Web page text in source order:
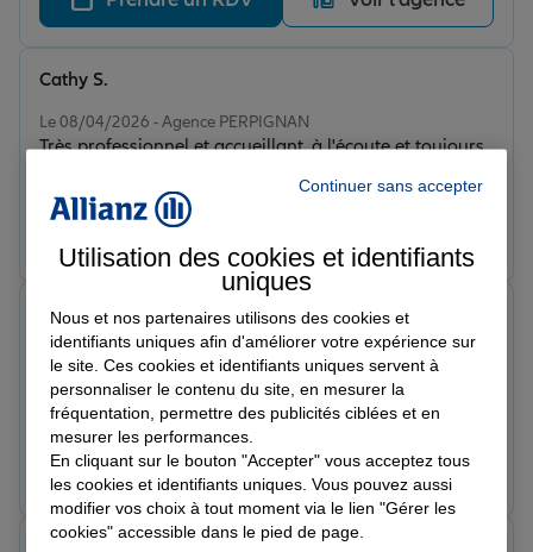
Le 08/04/2026 - Agence PERPIGNAN
Très professionnel et accueillant, à l'écoute et toujours
Cathy S.
Prendre un RDV
Note de 5 sur 5
Le 01/04/2026 - Agence PERPIGNAN
Client depuis plusieurs années maintenant. Astrid à
toujours su me conseiller et la meilleure conseillère
qu'il puisse exister à mon sens ! Toujours de très bons
conseils et très réactive et toujours un mot gentils.
Merci à l’agence Franck Valissant pour son
professionnalisme et de son équipe 😌. Je recommande
fortement cette agence 🤗.
Nathanael C.
Prendre un RDV Voir l'agence
Continuer sans accepter
Utilisation des cookies et identifiants
uniques
Nous et nos partenaires utilisons des cookies et
identifiants uniques afin d'améliorer votre expérience sur
le site. Ces cookies et identifiants uniques servent à
personnaliser le contenu du site, en mesurer la
fréquentation, permettre des publicités ciblées et en
mesurer les performances.
En cliquant sur le bouton "Accepter" vous acceptez tous
les cookies et identifiants uniques. Vous pouvez aussi
modifier vos choix à tout moment via le lien "Gérer les
cookies" accessible dans le pied de page.